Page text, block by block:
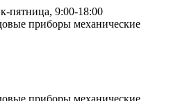
пятница, 9:00-18:00
приборы механические
приборы механические